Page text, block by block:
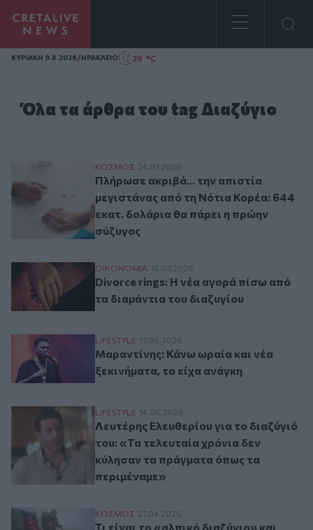
Homepage
ΚΥΡΙΑΚΗ 9.8.2026/ΗΡΑΚΛΕΙΟ 29 °C
Όλα τα άρθρα του tag Διαζύγιο
Πλήρωσε ακριβά... την απιστία
ΚΟΣΜΟΣ 24.07.2026
Πλήρωσε ακριβά... την απιστία
μεγιστάνας από τη Νότια Κορέα: 644
εκατ. δολάρια θα πάρει η πρώην
σύζυγος
Divorce rings: Η νέα αγορά πίσω από τα
ΟΙΚΟΝΟΜΙΑ 16.07.2026
Divorce rings: Η νέα αγορά πίσω από
τα διαμάντια του διαζυγίου
Μαραντίνης: Κάνω ωραία και νέα
LIFESTYLE 17.06.2026
Μαραντίνης: Κάνω ωραία και νέα
ξεκινήματα, το είχα ανάγκη
Λευτέρης Ελευθερίου για το διαζύγιό
LIFESTYLE 14.06.2026
Λευτέρης Ελευθερίου για το διαζύγιό
του: «Τα τελευταία χρόνια δεν
κύλησαν τα πράγματα όπως τα
περιμέναμε»
Τι είναι το «αλπικό διαζύγιο» και γιατί
ΚΟΣΜΟΣ 27.04.2026
Τι είναι το «αλπικό διαζύγιο» και